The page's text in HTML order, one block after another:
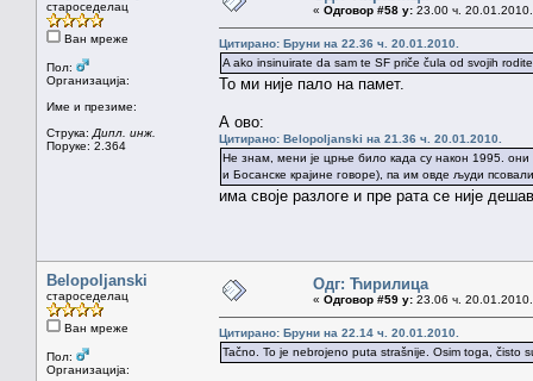
староседелац
Ван мреже
Пол:
Организација:
Име и презиме:
Струка: Дипл. инж.
Поруке: 2.364
« Одговор #58 у: 23.00 ч.
Цитирано: Бруни на 22.36 ч. 20.01.2010.
A ako insinuirate da sam te SF priče čula od svojih
То ми није пало на памет.
А ово:
Цитирано: Belopoljanski на 21.36 ч. 20.01.2010.
Не знам, мени је црње било када су након 1995.
и Босанске крајине говоре), па им овде људи
има своје разлоге и пре рата се није
Belopoljanski
староседелац
Ван мреже
Пол:
Организација:
Одг: Ћирилица
« Одговор #59 у: 23.06 ч.
Цитирано: Бруни на 22.14 ч. 20.01.2010.
Tačno. To je nebrojeno puta strašnije. Osim toga, čisto